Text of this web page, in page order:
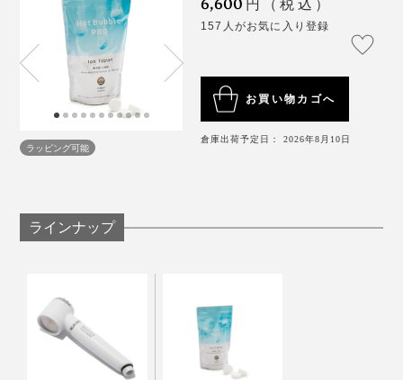
もともと、寝るのに時間がかかるほうではありません
が、『薬用Hot Bubble PRO』の湯上り後は、めったに
ない強い眠気を感じたり、布団でスマホを見ようとした
まま寝落ちしたり。
そして、初めて『薬用Hot Bubble PRO』を使った日の
ラッピング可能
円（税込）
157人がお気に入り登録
お買い物カゴへ
倉庫出荷予定日： 2026年8月10日
ラインナップ